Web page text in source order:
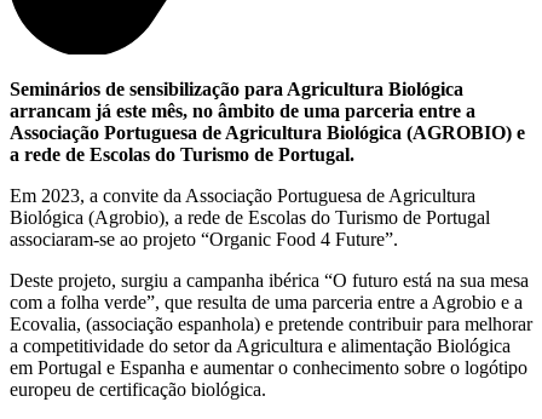
Seminários de sensibilização para Agricultura Biológica
arrancam já este mês, no âmbito de uma parceria entre a
Associação Portuguesa de Agricultura Biológica (AGROBIO) e
a rede de Escolas do Turismo de Portugal.
Em 2023, a convite da Associação Portuguesa de Agricultura
Biológica (Agrobio), a rede de Escolas do Turismo de Portugal
associaram-se ao projeto “Organic Food 4 Future”.
Deste projeto, surgiu a campanha ibérica “O futuro está na sua mesa
com a folha verde”, que resulta de uma parceria entre a Agrobio e a
Ecovalia, (associação espanhola) e pretende contribuir para melhorar
a competitividade do setor da Agricultura e alimentação Biológica
em Portugal e Espanha e aumentar o conhecimento sobre o logótipo
europeu de certificação biológica.